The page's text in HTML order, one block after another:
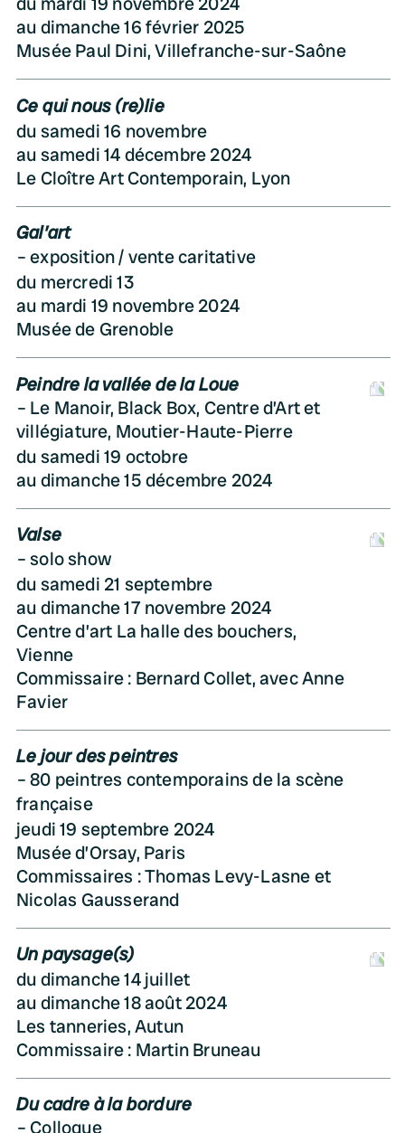
au dimanche 16 février 2025
Musée Paul Dini, Villefranche-sur-Saône
Ce qui nous (re)lie
du samedi 16 novembre
au samedi 14 décembre 2024
Le Cloître Art Contemporain, Lyon
Gal’art
exposition / vente caritative
du mercredi 13
au mardi 19 novembre 2024
Musée de Grenoble
Peindre la vallée de la Loue
Le Manoir, Black Box, Centre d’Art et
villégiature, Moutier-Haute-Pierre
du samedi 19 octobre
au dimanche 15 décembre 2024
Valse
solo show
du samedi 21 septembre
au dimanche 17 novembre 2024
Centre d’art La halle des bouchers,
Vienne
Commissaire : Bernard Collet, avec Anne
Favier
Le jour des peintres
80 peintres contemporains de la scène
française
jeudi 19 septembre 2024
Musée d’Orsay, Paris
Commissaires : Thomas Levy-Lasne et
Nicolas Gausserand
Un paysage(s)
du dimanche 14 juillet
au dimanche 18 août 2024
Les tanneries, Autun
Commissaire : Martin Bruneau
Du cadre à la bordure
Colloque